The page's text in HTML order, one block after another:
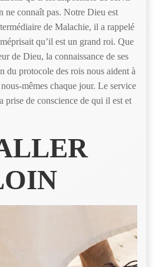
ne connaît pas. Notre Dieu est
de Malachie, il a rappelé
qu’il est un grand roi. Que
de Dieu, la connaissance de ses
du protocole des rois nous aident à
mêmes chaque jour. Le service
prise de conscience de qui il est et